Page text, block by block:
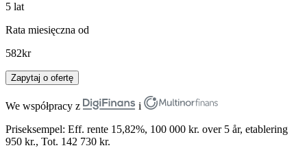
5 lat
Rata miesięczna od
582kr
Zapytaj o ofertę
We współpracy z
i
Priseksempel: Eff. rente 15,82%, 100 000 kr. over 5 år, etablering
950 kr., Tot. 142 730 kr.